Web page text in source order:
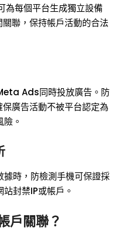
為每個平台生成獨立設備
聯，保持帳戶活動的合法
Ads同時投放廣告。防
廣告活動不被平台認定為
。
時，防檢測手機可保證採
封禁IP或帳戶。
戶關聯？